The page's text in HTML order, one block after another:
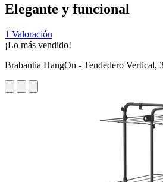
Elegante y funcional
1 Valoración
¡Lo más vendido!
Brabantia HangOn - Tendedero Vertical,